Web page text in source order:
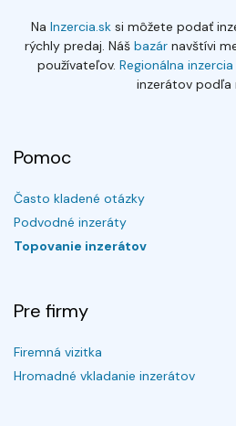
Na Inzercia.sksi môžete podať
rýchly predaj. Náš bazárnavštívi
používateľov. Regionálna inzercia
inzerátov podľa
Pomoc
Často kladené otázky
Podvodné inzeráty
Topovanie inzerátov
Pre firmy
Firemná vizitka
Hromadné vkladanie inzerátov